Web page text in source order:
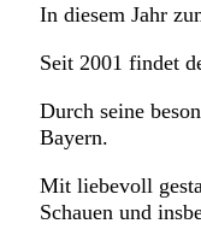
In diesem Jahr
Seit 2001 findet
Durch seine
Bayern.
Mit liebevoll
Schauen und